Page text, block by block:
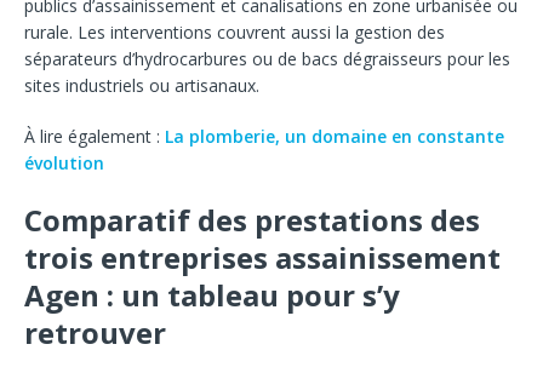
publics d’assainissement et canalisations en zone urbanisée ou
rurale. Les interventions couvrent aussi la gestion des
séparateurs d’hydrocarbures ou de bacs dégraisseurs pour les
sites industriels ou artisanaux.
À lire également : La plomberie, un domaine en constante
évolution
Comparatif des prestations des
trois entreprises assainissement
Agen : un tableau pour s’y
retrouver